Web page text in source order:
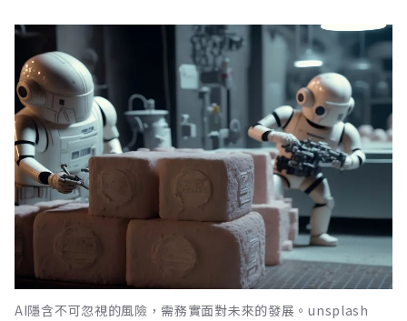
AI隱含不可忽視的風險，需務實面對未來的發展。unsplash